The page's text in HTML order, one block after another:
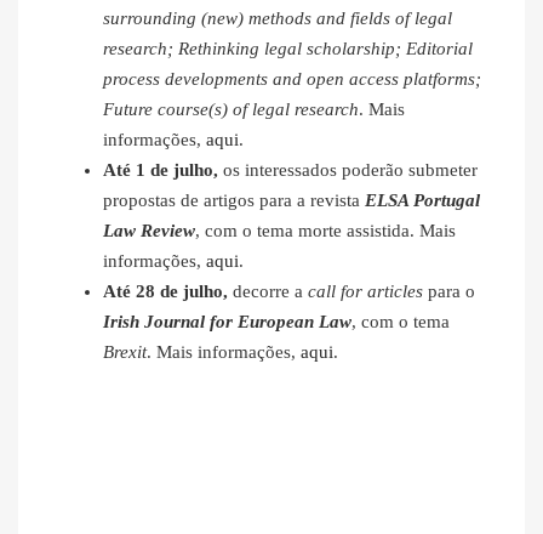
surrounding (new) methods and fields of legal
research; Rethinking legal scholarship; Editorial
process developments and open access platforms;
Future course(s) of legal research. Mais
informações, aqui.
Até 1 de julho, os interessados poderão submeter
propostas de artigos para a revista ELSA Portugal
Law Review, com o tema morte assistida. Mais
informações, aqui.
Até 28 de julho, decorre a call for articles para o
Irish Journal for European Law, com o tema
Brexit. Mais informações, aqui.